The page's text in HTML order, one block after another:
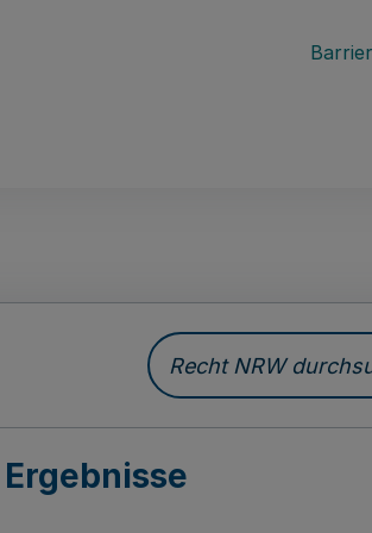
Recht NRW
Ergebnisse